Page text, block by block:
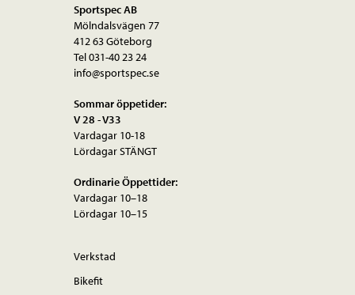
Sportspec AB
Mölndalsvägen 77
412 63 Göteborg
Tel 031-40 23 24
info@sportspec.se
Sommar öppetider:
V 28 - V33
Vardagar 10-18
Lördagar STÄNGT
Ordinarie Öppettider:
Vardagar 10–18
Lördagar 10–15
Verkstad
Bikefit